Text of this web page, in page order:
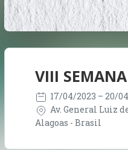
VIII
17/04/2023 – 20/
Av. General Luiz
Alagoas - Brasil